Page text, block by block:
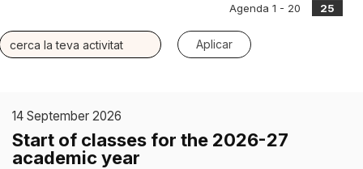
Agenda 1 - 20 25
14 September 2026
Start of classes for the 2026-27
academic year